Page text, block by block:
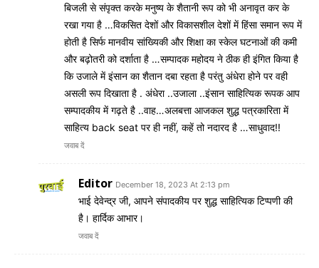
बिजली से संपृक्त करके मनुष्य के शैतानी रूप को भी अनावृत कर के
रखा गया है …विकसित देशों और विकासशील देशों में हिंसा समान रूप में
होती है सिर्फ मानवीय सांख्यिकी और शिक्षा का स्केल घटनाओं की कमी
और बढ़ोतरी को दर्शाता है …सम्पादक महोदय ने ठीक ही इंगित किया है
कि उजाले में इंसान का शैतान दबा रहता है परंतु अंधेरा होने पर वही
असली रूप दिखाता है . अंधेरा ..उजाला ..इंसान साहित्यिक रूपक आप
सम्पादकीय में गढ़ते है ..वाह…अलबत्ता आजकल शुद्ध पत्रकारिता में
साहित्य back seat पर ही नहीं, कहें तो नदारद है …साधुवाद!!
जवाब दें
Editor December 18, 2023 At 2:13 pm
भाई देवेन्द्र जी, आपने संपादकीय पर शुद्ध साहित्यिक टिप्पणी की
है। हार्दिक आभार।
जवाब दें